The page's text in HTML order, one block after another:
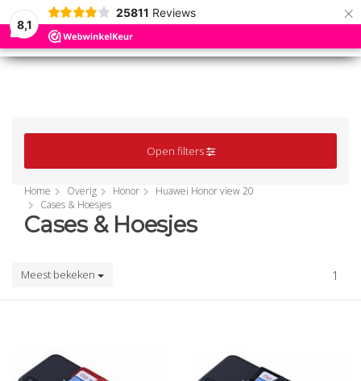
8,1
25811 Reviews ×
MENU
MENU
Open filters
Home Overig Honor
Huawei Honor view 20
Cases & Hoesjes
Cases & Hoesjes
Meest bekeken 1